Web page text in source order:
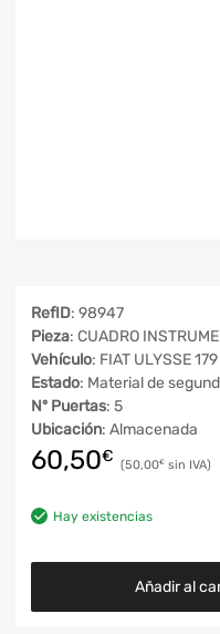
RefID: 98947
Pieza: CUADRO
Vehículo: FIAT ULYSSE
Estado: Material de
Nº Puertas: 5
Ubicación: Almacenada
60,50€ 50,00€
Hay existencias
Añadir al